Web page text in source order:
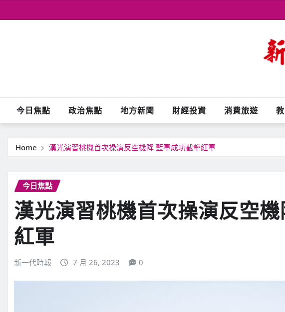
to
今日焦點 政治焦點 地方新聞 財經投資 消費旅遊
Home 漢光演習桃機首次操演反空機降 藍軍成功截擊紅軍
今日焦點
漢光演習桃機首次操演反空
紅軍
新一代時報 7 月 26, 2023 0